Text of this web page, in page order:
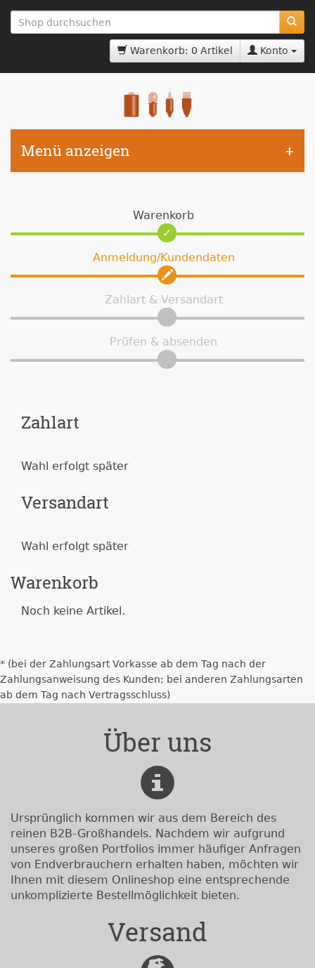
zum
Hauptinhalt
Warenkorb: 0 Artikel Konto
Menü anzeigen
Warenkorb
Anmeldung/Kundendaten
Zahlart & Versandart
Prüfen & absenden
Zahlart
Wahl erfolgt später
Versandart
Wahl erfolgt später
Warenkorb
Noch keine Artikel.
* (bei der Zahlungsart Vorkasse ab dem Tag nach der
Zahlungsanweisung des Kunden; bei anderen Zahlungsarten
ab dem Tag nach Vertragsschluss)
Über uns
Ursprünglich kommen wir aus dem Bereich des
reinen B2B-Großhandels. Nachdem wir aufgrund
unseres großen Portfolios immer häufiger Anfragen
von Endverbrauchern erhalten haben, möchten wir
Ihnen mit diesem Onlineshop eine entsprechende
unkomplizierte Bestellmöglichkeit bieten.
Versand